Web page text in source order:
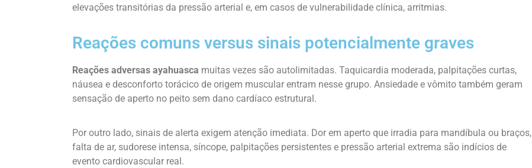
elevações transitórias da pressão arterial e, em casos de vulnerabilidade clínica, arritmias.
Reações comuns versus sinais potencialmente graves
Reações adversas ayahuasca muitas vezes são autolimitadas. Taquicardia moderada, palpitações curtas,
náusea e desconforto torácico de origem muscular entram nesse grupo. Ansiedade e vômito também geram
sensação de aperto no peito sem dano cardíaco estrutural.
Por outro lado, sinais de alerta exigem atenção imediata. Dor em aperto que irradia para mandíbula ou braços,
falta de ar, sudorese intensa, síncope, palpitações persistentes e pressão arterial extrema são indícios de
evento cardiovascular real.